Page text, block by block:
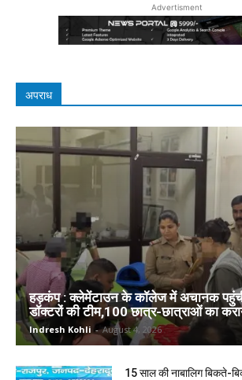
Advertisment
अपराध
हड़कंप : क्लेमेंटाउन के कॉलेज में अचानक
डॉक्टरों की टीम,100 छात्र-छात्राओं का
Indresh Kohli - August 4, 2026
15 साल की नाबालिग